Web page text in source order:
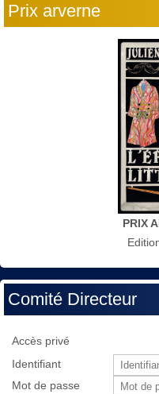
Prix arverne
PRIX
Comité Directeur
Accès privé
Identifiant
Mot de passe